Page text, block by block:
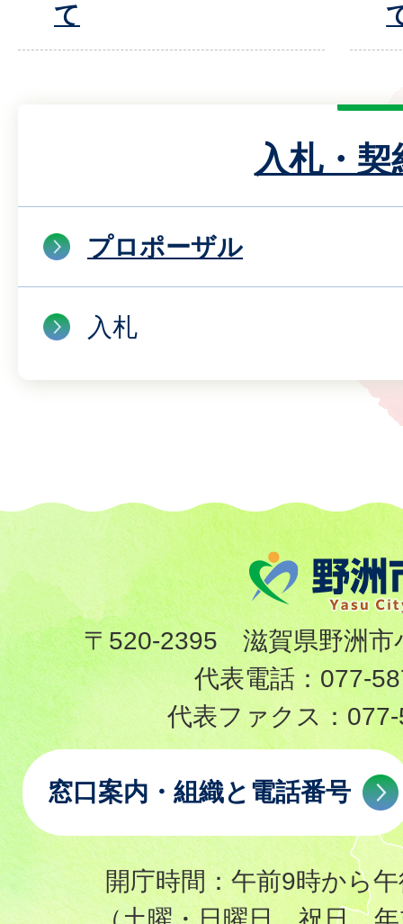
て
入札・契
プロポーザル
入札
〒520-2395 滋賀県野洲市
代表電話： 077-
代表ファクス：
窓口案内・組織と電話番号
開庁時間：午前9時から